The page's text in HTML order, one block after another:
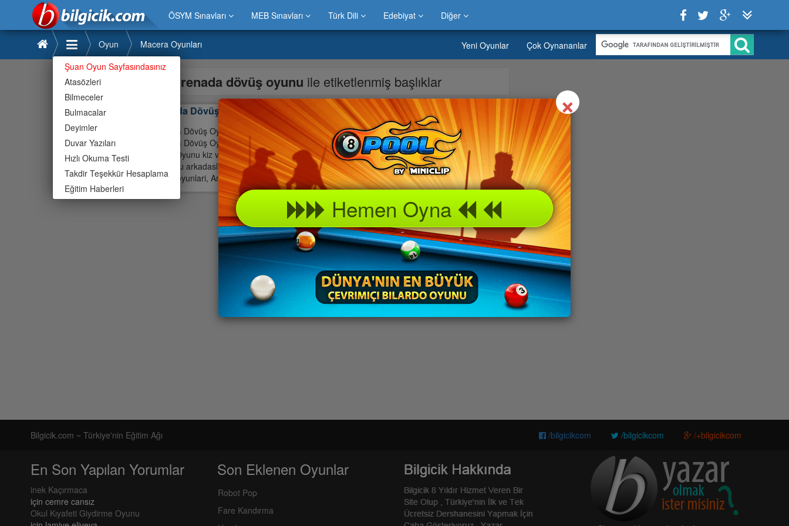
ÖSYM Sınavları MEB Sınavları Türk Dili Edebiyat Diğer
Şuan Oyun Sayfasındasınız
Atasözleri
Bilmeceler
Bulmacalar
Deyimler
Duvar Yazıları
Hızlı Okuma Testi
Takdir Teşekkür Hesaplama
Eğitim Haberleri
Oyun Macera Oyunları Yeni Oyunlar Çok Oynananlar
arenada dövüş oyunu ile etiketlenmiş başlıklar
Arenada Dövüş Oyunu
Arenada Dövüş Oyunu Oyunu çocuklar için Arenada Dövüş Oyunu Oyunu süper eglenceli
Arenada Dövüş Oyunu oyununu çocuklarinizla ve aileniz ile rahatca oynayabilirsiniz Arenada
Dövüş Oyunu kiz ve erkek çocuklariniz için her yasa uygun oyunlar Arenada Dövüş Oyunu
Oyununu arkadaslarinizla toplanarak oynayabilir güzel vakit geçirebilirsiniz. Arenada Dövüş
Oyunu oyunlari, Arenada
Bilgicik.com ~ Türkiye'nin Eğitim Ağı /bilgicikcom /bilgicikcom /+bilgicikcom
En Son Yapılan Yorumlar
inek Kaçırmaca
için cemre cansız
Okul Kıyafeti Giydirme Oyunu
Son Eklenen Oyunlar
Robot Pop
Fare Kandırma
×Close
Hemen Oyna